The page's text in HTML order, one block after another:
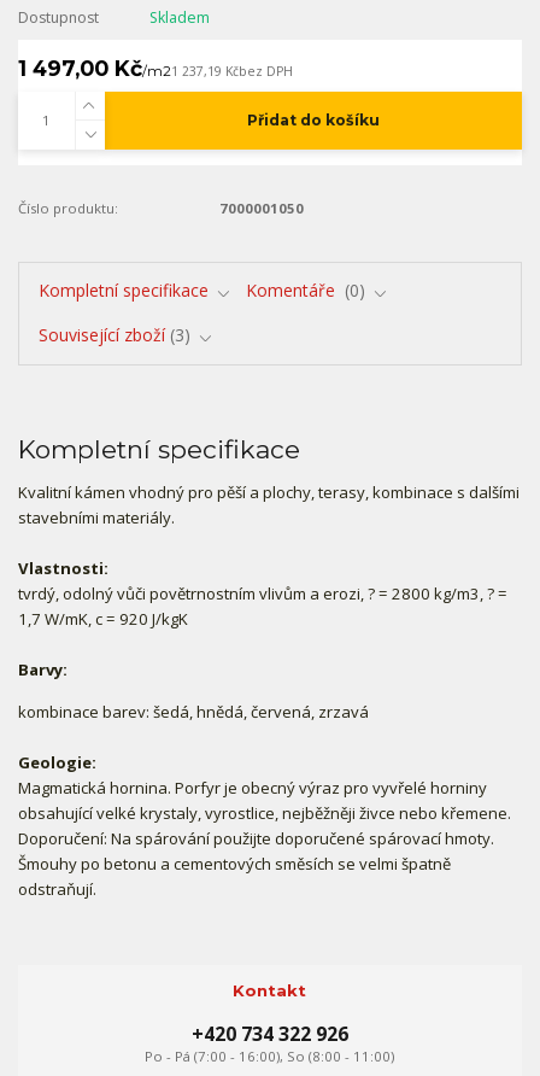
Dostupnost Skladem
1 497,00 Kč/m21 237,19 Kčbez DPH
Přidat do košíku
Číslo produktu: 7000001050
Kompletní specifikace Komentáře
0
Související zboží 3
Kompletní specifikace
Kvalitní kámen vhodný pro pěší a plochy, terasy, kombinace s dalšími
stavebními materiály.
Vlastnosti:
tvrdý, odolný vůči povětrnostním vlivům a erozi, ? = 2800 kg/m3, ? =
1,7 W/mK, c = 920 J/kgK
Barvy:
kombinace barev: šedá, hnědá, červená, zrzavá
Geologie:
Magmatická hornina. Porfyr je obecný výraz pro vyvřelé horniny
obsahující velké krystaly, vyrostlice, nejběžněji živce nebo křemene.
Doporučení: Na spárování použijte doporučené spárovací hmoty.
Šmouhy po betonu a cementových směsích se velmi špatně
odstraňují.
Kontakt
+420 734 322 926
Po - Pá (7:00 - 16:00), So (8:00 - 11:00)